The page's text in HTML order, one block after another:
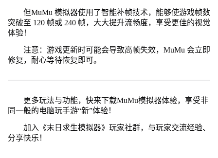
但MuMu 模拟器使用了智能补帧技术，能够使游戏帧数
突破至 120 帧或 240 帧，大大提升流畅度，享受更佳的视觉
体验！
注意：游戏更新时可能会导致高帧失效，MuMu 会立即
修复，耐心等待恢复即可。
更多玩法与功能，快来下载MuMu模拟器体验，享受非
同一般的电脑玩手游“新”体验！
加入《末日求生模拟器》玩家社群，与玩家交流经验、
分享快乐！